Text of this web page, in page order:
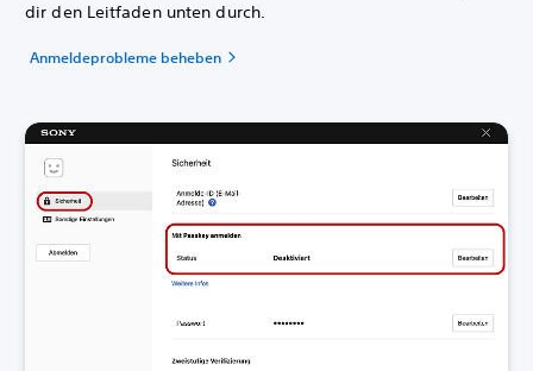
dir den Leitfaden unten durch.
Anmeldeprobleme beheben